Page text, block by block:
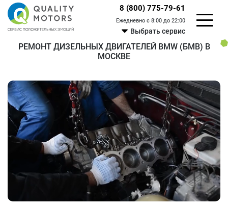
8 (800) 775-79-61
Ежедневно с 8:00 до 22:00
Выбрать сервис
РЕМОНТ ДИЗЕЛЬНЫХ ДВИГАТЕЛЕЙ BMW (БМВ) В
МОСКВЕ